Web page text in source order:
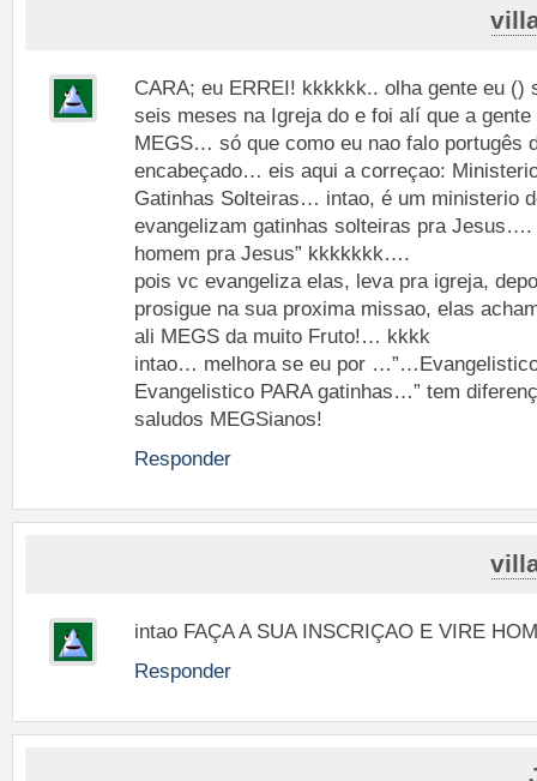
CARA; eu ERREI! kkkkkk.. olha gente eu ()
seis meses na Igreja do e foi alí que a
MEGS… só que como eu nao falo portugês
encabeçado… eis aqui a correçao:
Gatinhas Solteiras… intao, é um ministerio
evangelizam gatinhas solteiras pra Jesus….
homem pra Jesus” kkkkkkk….
pois vc evangeliza elas, leva pra igreja,
prosigue na sua proxima missao, elas
ali MEGS da muito Fruto!… kkkk
intao… melhora se eu por
Evangelistico PARA gatinhas…” tem
saludos MEGSianos!
Responder
intao FAÇA A SUA INSCRIÇAO E VIRE
Responder